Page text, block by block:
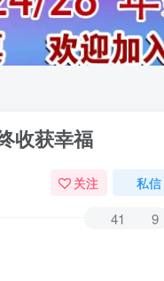
收获幸福
关注 私信
41 9